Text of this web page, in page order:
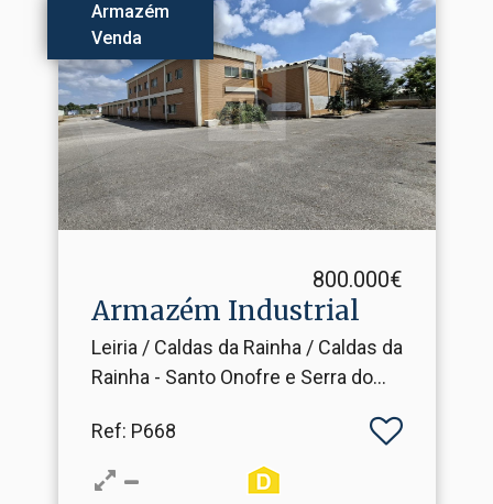
Armazém
Venda
800.000€
Armazém Industrial
Leiria / Caldas da Rainha / Caldas da
Rainha - Santo Onofre e Serra do
Ref: P668